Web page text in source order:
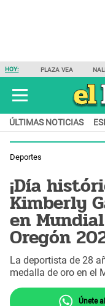
HOY: PLAZA VEA
ÚLTIMAS NOTICIAS
Deportes
¡Día
Kimberly
en
Oregón
La deportista de 28
medalla de oro en el
Únete